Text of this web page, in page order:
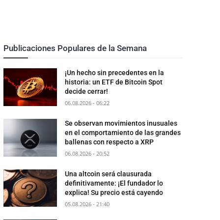
Publicaciones Populares de la Semana
¡Un hecho sin precedentes en la
historia: un ETF de Bitcoin Spot
decide cerrar!
06.08.2026 - 06:22
Se observan movimientos inusuales
en el comportamiento de las grandes
ballenas con respecto a XRP
06.08.2026 - 20:52
Una altcoin será clausurada
definitivamente: ¡El fundador lo
explica! Su precio está cayendo
05.08.2026 - 21:40